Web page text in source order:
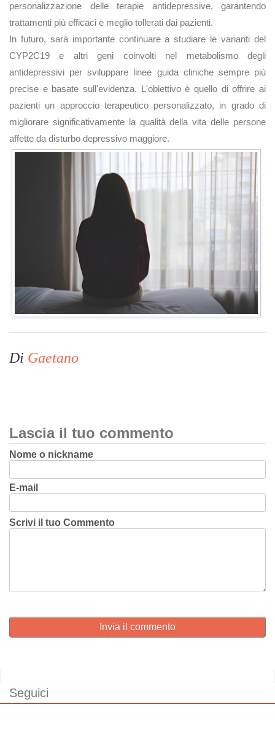
personalizzazione delle terapie antidepressive, garantendo
trattamenti più efficaci e meglio tollerati dai pazienti.
In futuro, sarà importante continuare a studiare le varianti del
CYP2C19 e altri geni coinvolti nel metabolismo degli
antidepressivi per sviluppare linee guida cliniche sempre più
precise e basate sull'evidenza. L'obiettivo è quello di offrire ai
pazienti un approccio terapeutico personalizzato, in grado di
migliorare significativamente la qualità della vita delle persone
affette da disturbo depressivo maggiore.
Di Gaetano
Lascia il tuo commento
Nome o nickname
E-mail
Scrivi il tuo Commento
Invia il commento
Seguici